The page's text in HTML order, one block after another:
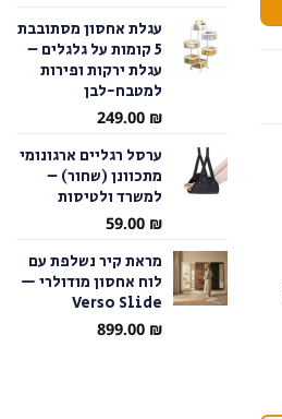
עגלת אחסון מסתובבת
5 קומות על גלגלים –
עגלת ירקות ופירות
למטבח-לבן
249.00 ₪
ערסל רגליים ארגונומי
מתכוונן (שחור) –
למשרד ולטיסות
59.00 ₪
מראת קיר נשלפת עם
לוח אחסון מודולרי —
Verso Slide
899.00 ₪